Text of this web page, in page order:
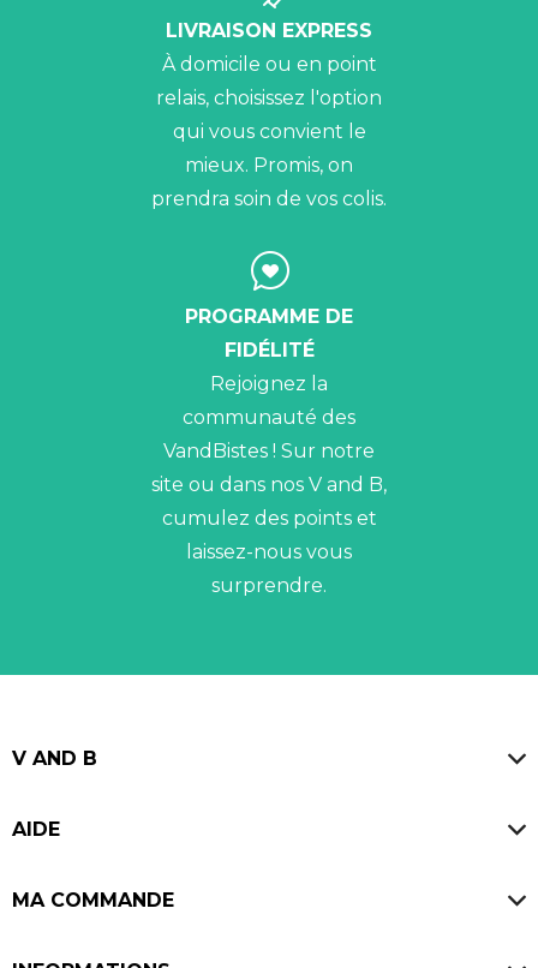
LIVRAISON EXPRESS
À domicile ou en point
relais, choisissez l'option
qui vous convient le
mieux. Promis, on
prendra soin de vos colis.
PROGRAMME DE
FIDÉLITÉ
Rejoignez la
communauté des
VandBistes ! Sur notre
site ou dans nos V and B,
cumulez des points et
laissez-nous vous
surprendre.
V AND B
Offres d'emploi
AIDE
MA COMMANDE